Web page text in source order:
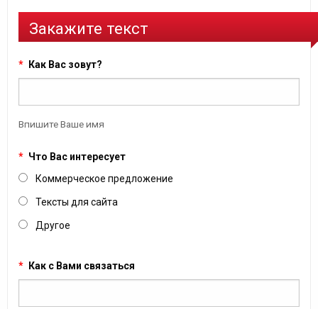
Закажите текст
* Как Вас зовут?
Впишите Ваше имя
* Что Вас интересует
Коммерческое предложение
Тексты для сайта
Другое
* Как с Вами связаться